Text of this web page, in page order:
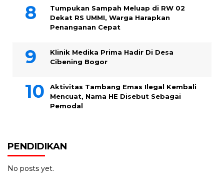
Tumpukan Sampah Meluap di RW 02
Dekat RS UMMI, Warga Harapkan
Penanganan Cepat
Klinik Medika Prima Hadir Di Desa
Cibening Bogor
Aktivitas Tambang Emas Ilegal Kembali
Mencuat, Nama HE Disebut Sebagai
Pemodal
PENDIDIKAN
No posts yet.